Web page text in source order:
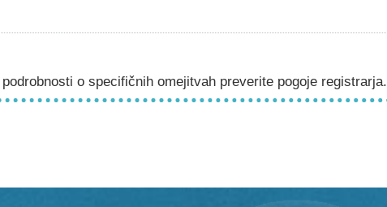
o specifičnih omejitvah preverite pogoje registrarja.